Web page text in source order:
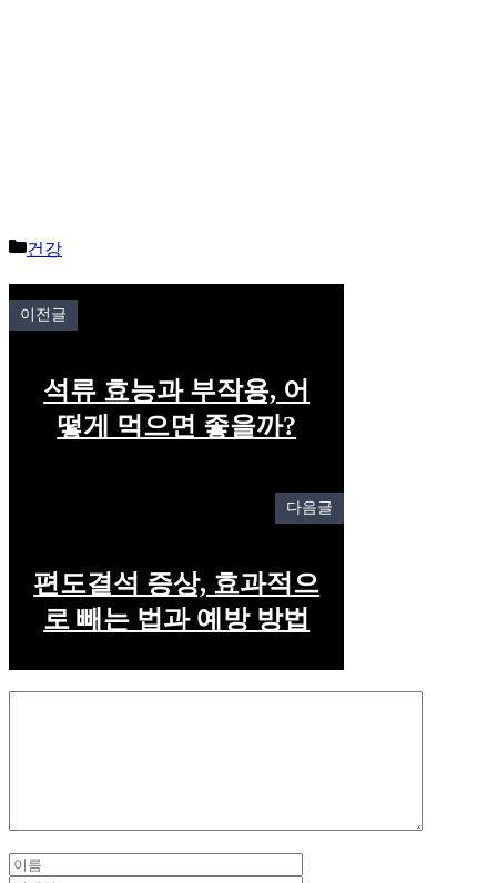
Categories
건강
이전글
석류 효능과 부작용, 어
떻게 먹으면 좋을까?
다음글
편도결석 증상, 효과적으
로 빼는 법과 예방 방법
Name